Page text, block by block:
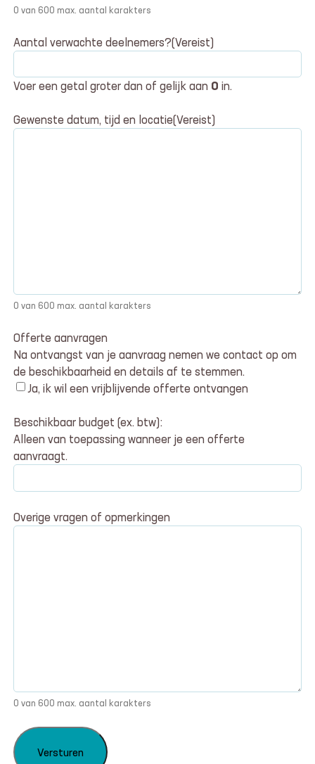
0 van 600 max. aantal karakters
Aantal verwachte deelnemers?(Vereist)
Voer een getal groter dan of gelijk aan 0 in.
Gewenste datum, tijd en locatie(Vereist)
0 van 600 max. aantal karakters
Offerte aanvragen
Na ontvangst van je aanvraag nemen we contact op om
de beschikbaarheid en details af te stemmen.
Ja, ik wil een vrijblijvende offerte ontvangen
Beschikbaar budget (ex. btw):
Alleen van toepassing wanneer je een offerte
aanvraagt.
Overige vragen of opmerkingen
0 van 600 max. aantal karakters